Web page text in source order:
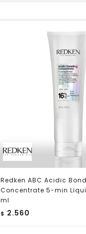
Redken ABC Acidic
Concentrate 5-min
ml
$ 2.560